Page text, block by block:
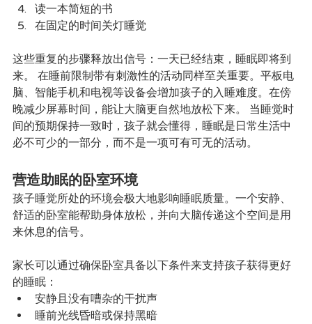
读一本简短的书
在固定的时间关灯睡觉
这些重复的步骤释放出信号：一天已经结束，睡眠即将到
来。 在睡前限制带有刺激性的活动同样至关重要。平板电
脑、智能手机和电视等设备会增加孩子的入睡难度。在傍
晚减少屏幕时间，能让大脑更自然地放松下来。 当睡觉时
间的预期保持一致时，孩子就会懂得，睡眠是日常生活中
必不可少的一部分，而不是一项可有可无的活动。
营造助眠的卧室环境
孩子睡觉所处的环境会极大地影响睡眠质量。一个安静、
舒适的卧室能帮助身体放松，并向大脑传递这个空间是用
来休息的信号。
家长可以通过确保卧室具备以下条件来支持孩子获得更好
的睡眠：
安静且没有嘈杂的干扰声
睡前光线昏暗或保持黑暗